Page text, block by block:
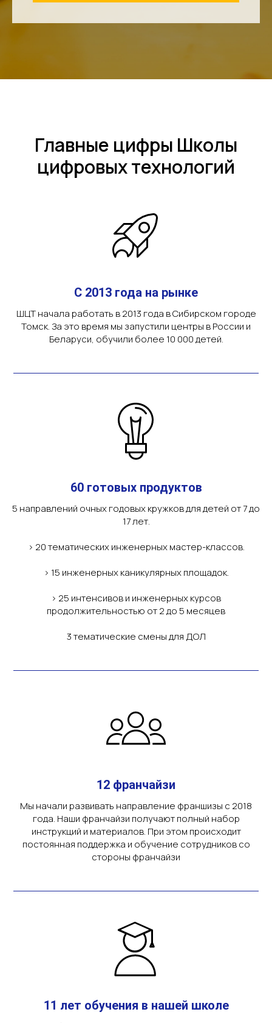
Главные цифры Школы
цифровых технологий
С 2013 года на рынке
ШЦТ начала работать в 2013 года в Сибирском городе
Томск. За это время мы запустили центры в России и
Беларуси, обучили более 10 000 детей.
60 готовых продуктов
5 направлений очных годовых кружков для детей от 7 до
17 лет.
> 20 тематических инженерных мастер-классов.
> 15 инженерных каникулярных площадок.
> 25 интенсивов и инженерных курсов
продолжительностью от 2 до 5 месяцев
3 тематические смены для ДОЛ
12 франчайзи
Мы начали развивать направление франшизы с 2018
года. Наши франчайзи получают полный набор
инструкций и материалов. При этом происходит
постоянная поддержка и обучение сотрудников со
стороны франчайзи
11 лет обучения в нашей школе